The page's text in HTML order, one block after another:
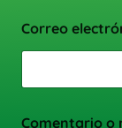
Correo
Comentario o